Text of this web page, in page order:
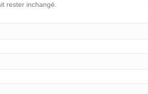
rester inchangé.